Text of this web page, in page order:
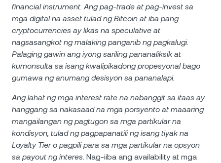
financial instrument. Ang pag-trade at pag-invest sa
mga digital na asset tulad ng Bitcoin at iba pang
cryptocurrencies ay likas na speculative at
nagsasangkot ng malaking panganib ng pagkalugi.
Palaging gawin ang iyong sariling pananaliksik at
kumonsulta sa isang kwalipikadong propesyonal bago
gumawa ng anumang desisyon sa pananalapi.
Ang lahat ng mga interest rate na nabanggit sa itaas ay
hanggang sa nakasaad na mga porsyento at maaaring
mangailangan ng pagtugon sa mga partikular na
kondisyon, tulad ng pagpapanatili ng isang tiyak na
Loyalty Tier o pagpili para sa mga partikular na opsyon
sa payout ng interes. Nag-iiba ang availability at mga